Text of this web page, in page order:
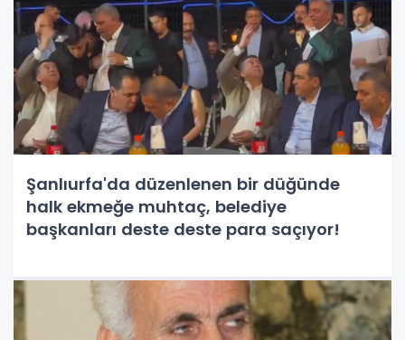
Şanlıurfa'da düzenlenen bir düğünde
halk ekmeğe muhtaç, belediye
başkanları deste deste para saçıyor!